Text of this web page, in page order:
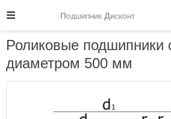
Роликовые подшипники
диаметром 500 мм
Подшипник Дисконт